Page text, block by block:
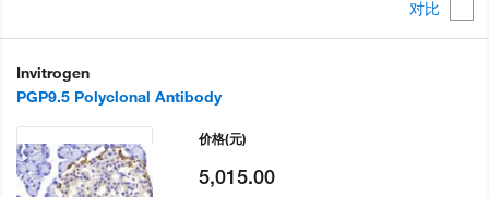
对比
Invitrogen
PGP9.5 Polyclonal Antibody
价格(元)
5,015.00